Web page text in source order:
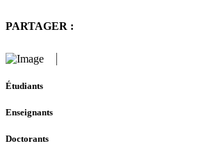
PARTAGER :
Étudiants
Enseignants
Doctorants